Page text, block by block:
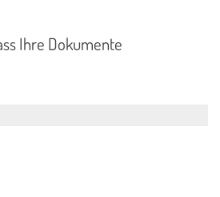
Ihre Dokumente